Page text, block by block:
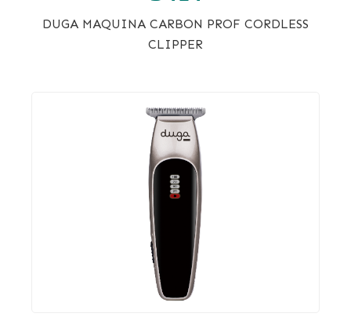
DUGA MAQUINA CARBON PROF CORDLESS
CLIPPER